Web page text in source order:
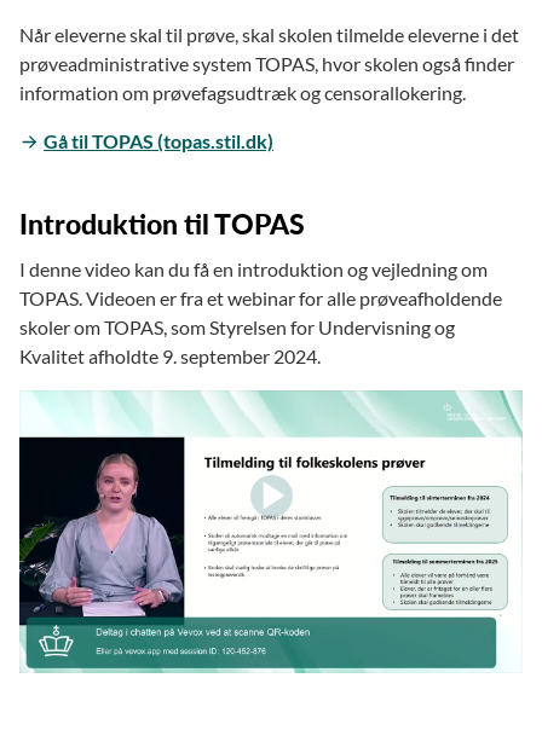
Når eleverne skal til prøve, skal skolen tilmelde eleverne i det
prøveadministrative system TOPAS, hvor skolen også finder
information om prøvefagsudtræk og censorallokering.
Gå til TOPAS (topas.stil.dk)
Introduktion til TOPAS
I denne video kan du få en introduktion og vejledning om
TOPAS. Videoen er fra et webinar for alle prøveafholdende
skoler om TOPAS, som Styrelsen for Undervisning og
Kvalitet afholdte 9. september 2024.